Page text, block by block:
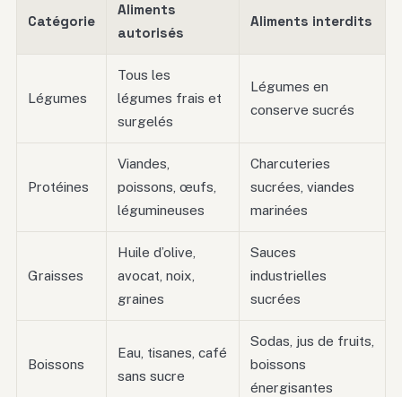
Catégorie
Aliments
autorisés
Aliments interdits
Légumes
Tous les
légumes frais et
surgelés
Légumes en
conserve sucrés
Protéines
Viandes,
poissons, œufs,
légumineuses
Charcuteries
sucrées, viandes
marinées
Graisses
Huile d’olive,
avocat, noix,
graines
Sauces
industrielles
sucrées
Boissons
Eau, tisanes, café
sans sucre
Sodas, jus de fruits,
boissons
énergisantes